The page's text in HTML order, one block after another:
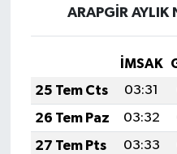
ARAPGİR AYLIK
İMSAK
25 Tem Cts
03:31
26 Tem Paz
03:32
27 Tem Pts
03:33